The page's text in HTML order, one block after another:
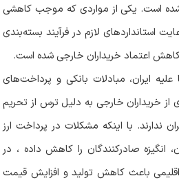
است. یکی از مواردی که موجب کاهشی
استانداردهای لازم در فرآیند بسته‌بندی
اعتماد خریداران خارجی شده است.
ایران، مبادلات بانکی و پرداخت‌های
از خریداران خارجی به دلیل ترس از تحریم
ندارند. با اینکه مشکلات در پرداخت ارز
انگیزه صادرکنندگان را کاهش داده ، در
باعث کاهش تولید و افزایش قیمت